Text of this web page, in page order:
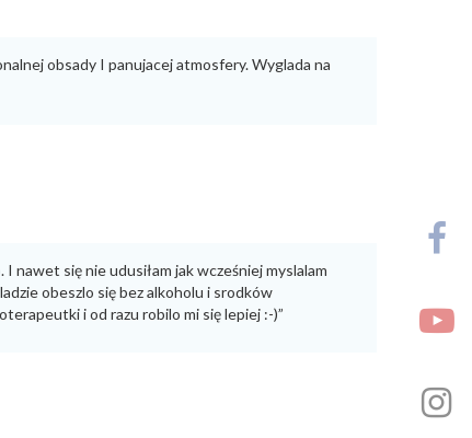
obsady I panujacej atmosfery. Wyglada na
nawet się nie udusiłam jak wcześniej myslalam
obeszlo się bez alkoholu i srodków
i od razu robilo mi się lepiej :-)”